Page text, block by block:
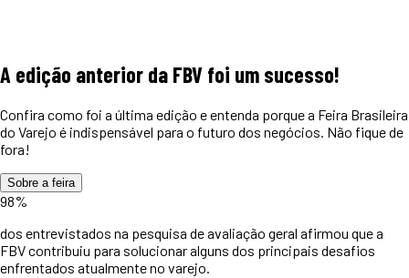
A edição anterior da FBV foi um sucesso!
Confira como foi a última edição e entenda porque a Feira Brasileira
do Varejo é indispensável para o futuro dos negócios. Não fique de
fora!
Sobre a feira
98%
dos entrevistados na pesquisa de avaliação geral afirmou que a
FBV contribuiu para solucionar alguns dos principais desafios
enfrentados atualmente no varejo.